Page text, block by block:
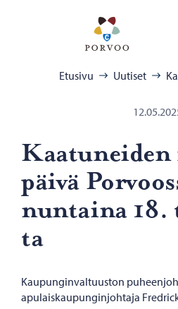
Etusivu Uutiset
päi­vä
nun­tai­na
ta
Kaupunginvaltuuston
apulaiskaupunginjohtaja